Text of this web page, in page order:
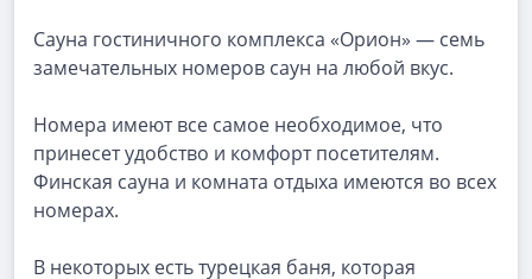
Сауна гостиничного комплекса «Орион» — семь
замечательных номеров саун на любой вкус.
Номера имеют все самое необходимое, что
принесет удобство и комфорт посетителям.
Финская сауна и комната отдыха имеются во всех
номерах.
В некоторых есть турецкая баня, которая